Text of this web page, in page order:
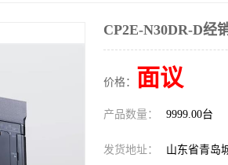
CP2E-N30DR-D经
价格： 面议
产品数量： 9999.00台
发货地址： 山东省青岛